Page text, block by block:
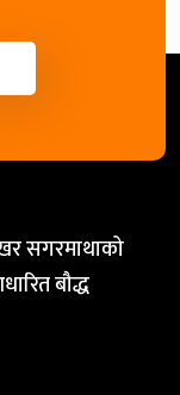
सगरमाथाको
बौद्ध